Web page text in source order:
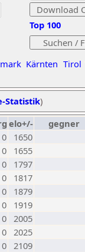
Kärnten Tirol
Top 100
Statistik)
elo+/- gegner
0
1650
0
1655
0
1797
0
1817
0
1879
0
1919
0 2005
0 2025
0 2109